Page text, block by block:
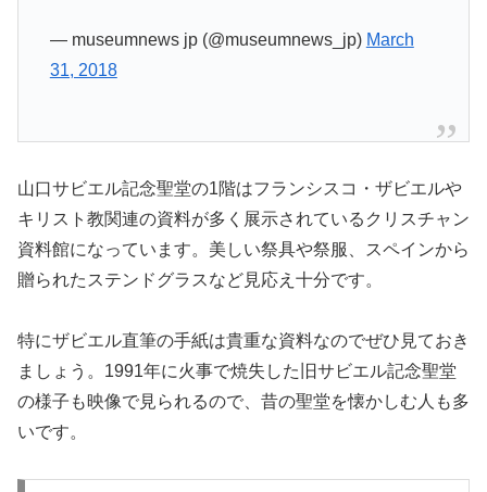
— museumnews jp (@museumnews_jp) March
31, 2018
山口サビエル記念聖堂の1階はフランシスコ・ザビエルや
キリスト教関連の資料が多く展示されているクリスチャン
資料館になっています。美しい祭具や祭服、スペインから
贈られたステンドグラスなど見応え十分です。
特にザビエル直筆の手紙は貴重な資料なのでぜひ見ておき
ましょう。1991年に火事で焼失した旧サビエル記念聖堂
の様子も映像で見られるので、昔の聖堂を懐かしむ人も多
いです。